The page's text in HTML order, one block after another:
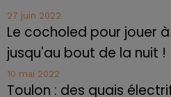
27 juin 2022
Le cocholed pour jouer
jusqu'au bout de la nuit !
10 mai 2022
Toulon : des quais